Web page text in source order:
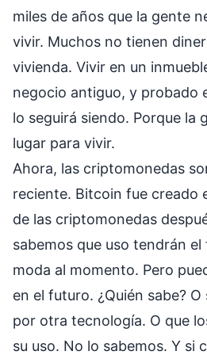
miles de años que la gente
vivir. Muchos no tienen
vivienda. Vivir en un
negocio antiguo, y probado
lo seguirá siendo. Porque la
lugar para vivir.
Ahora, las criptomonedas
reciente. Bitcoin fue creado
de las criptomonedas
sabemos que uso tendrán
moda al momento. Pero
en el futuro. ¿Quién sabe?
por otra tecnología. O que
su uso. No lo sabemos. Y si